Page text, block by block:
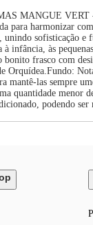
MANGUE VERT -
para harmonizar
unindo sofisticação e
à infância, às
bonito frasco com
Orquídea.Fundo:
mantê-las sempre
quantidade menor
podendo